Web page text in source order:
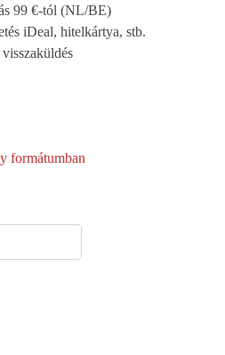
99 €-tól (NL/BE)
iDeal, hitelkártya, stb.